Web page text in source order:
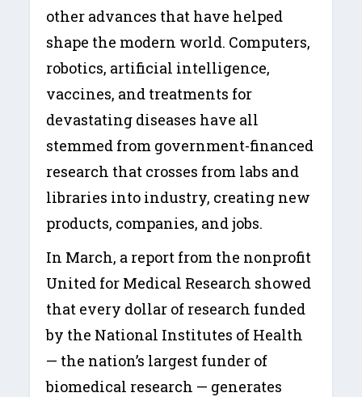
other advances that have helped
shape the modern world. Computers,
robotics, artificial intelligence,
vaccines, and treatments for
devastating diseases have all
stemmed from government-financed
research that crosses from labs and
libraries into industry, creating new
products, companies, and jobs.
In March, a report from the nonprofit
United for Medical Research showed
that every dollar of research funded
by the National Institutes of Health
— the nation’s largest funder of
biomedical research — generates